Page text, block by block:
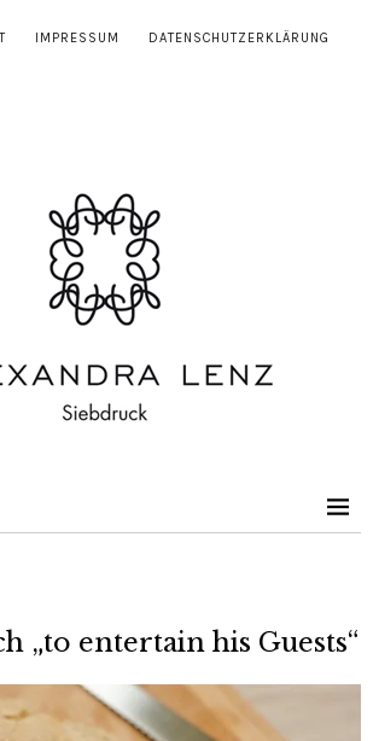
IMPRESSUM DATENSCHUTZERKLÄRUNG
„to entertain his Guests“